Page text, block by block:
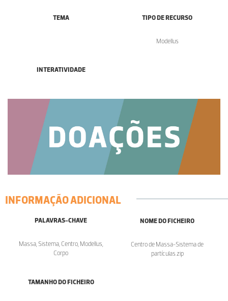
TEMA TIPO DE RECURSO
Modellus
INTERATIVIDADE
INFORMAÇÃO ADICIONAL
PALAVRAS-CHAVE
Massa, Sistema, Centro, Modellus,
Corpo
NOME DO FICHEIRO
Centro de Massa-Sistema de
partículas.zip
TAMANHO DO FICHEIRO